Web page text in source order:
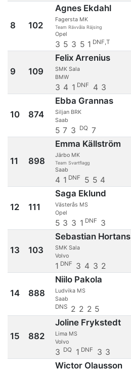
8 102
Agnes Ekdahl
Fagersta MK
Team Rävvåla Räjsing
Opel
3 5 3 5 1 DNF,T
9 109
Felix Arrenius
SMK Sala
BMW
3 4 1 DNF 4 3
10 874
Ebba Grannas
Siljan BRK
Saab
5 7 3 DQ 7
11 898
Emma Källström
Järbo MK
Team Svartflagg
Saab
4 1 DNF 5 5 4
12 111
Saga Eklund
Västerås MS
Opel
5 3 3 1 DNF 3
13 103
Sebastian Hortans
SMK Sala
Volvo
1 DNF 3 4 3 2
14 888
Niilo Pakola
Ludvika MS
Saab
DNS 2 2 2 5
15 882
Joline Frykstedt
Lima MS
Volvo
3 DQ 1 DNF 3 3
Wictor Olausson